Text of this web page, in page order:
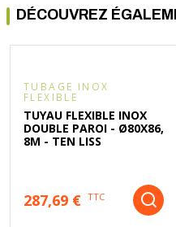
DÉCOUVREZ
TUBAGE INOX
FLEXIBLE
TUYAU FLEXIBLE INOX
DOUBLE PAROI - Ø80X86,
8M - TEN LISS
287,69 € TTC